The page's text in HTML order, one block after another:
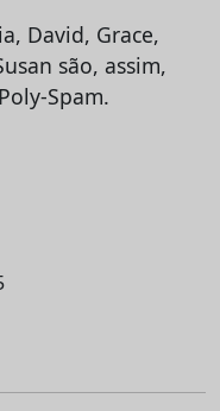
David, Grace,
são, assim,
Spam.